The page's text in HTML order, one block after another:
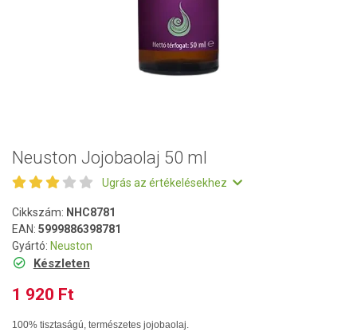
Neuston Jojobaolaj 50 ml
Ugrás az értékelésekhez
Cikkszám: NHC8781
EAN: 5999886398781
Gyártó: Neuston
Készleten
1 920 Ft
100% tisztaságú, természetes jojobaolaj.